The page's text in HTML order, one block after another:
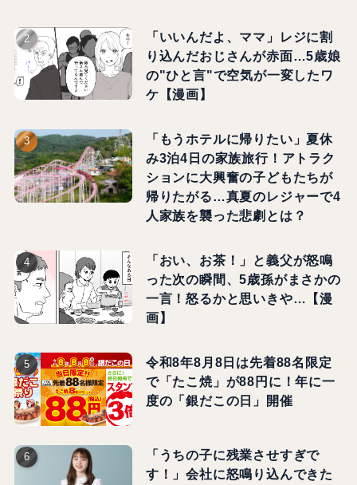
「いいんだよ、ママ」レジに割
り込んだおじさんが赤面…5歳娘
の"ひと言"で空気が一変したワ
ケ【漫画】
「もうホテルに帰りたい」夏休
み3泊4日の家族旅行！アトラク
ションに大興奮の子どもたちが
帰りたがる…真夏のレジャーで4
人家族を襲った悲劇とは？
「おい、お茶！」と義父が怒鳴
った次の瞬間、5歳孫がまさかの
一言！怒るかと思いきや…【漫
画】
令和8年8月8日は先着88名限定
で「たこ焼」が88円に！年に一
度の「銀だこの日」開催
「うちの子に残業させすぎで
す！」会社に怒鳴り込んできた